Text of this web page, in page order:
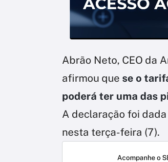
Abrão Neto, CEO da
afirmou que se o
poderá ter uma das
A declaração foi
nesta terça-feira (7).
Acompanhe o